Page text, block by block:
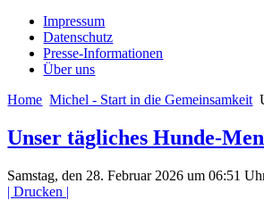
Impressum
Datenschutz
Presse-Informationen
Über uns
Home Michel - Start in die Gemeinsamkeit
Unser tägliches Hunde-
Samstag, den 28. Februar 2026 um 06:51
| Drucken |